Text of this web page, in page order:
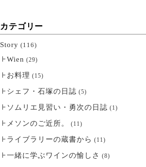
カテゴリー
Story (116)
Wien (29)
お料理 (15)
シェフ・石塚の日誌 (5)
ソムリエ見習い・勇次の日誌 (1)
メソンのご近所。 (11)
ライブラリーの蔵書から (11)
一緒に学ぶワインの愉しさ (8)